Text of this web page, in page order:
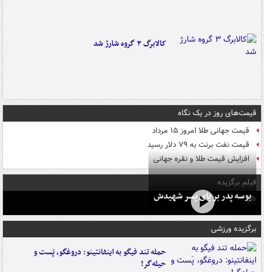
کالابرگ ۳ گروه شارژ شد
قیمت‌های روز در یک نگاه
قیمت جهانی طلا امروز ۱۵ مرداد
قیمت نفت برنت به ۷۹ دلار رسید
افزایش قیمت طلا و نقره جهانی
فیلم برگزیده
بوسه‌ پدر بر پای پسر شهیدش
برگزیده ورزشی
حمله تند فیگو به اینفانتینو: دروغگو، پَست‌ و
حیله‌گر!